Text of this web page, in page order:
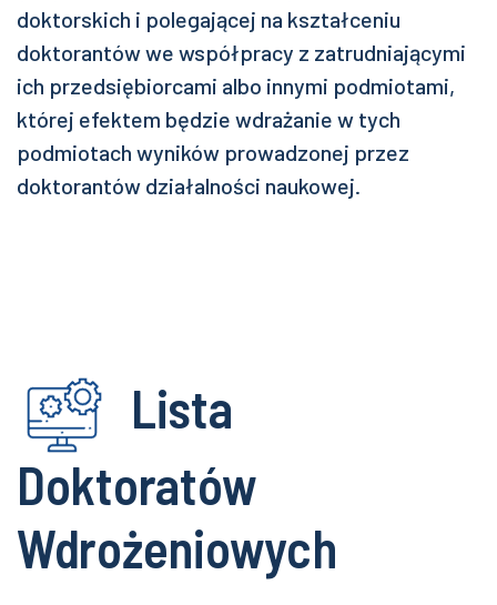
doktorskich i polegającej na kształceniu
doktorantów we współpracy z zatrudniającymi
ich przedsiębiorcami albo innymi podmiotami,
której efektem będzie wdrażanie w tych
podmiotach wyników prowadzonej przez
doktorantów działalności naukowej.
Lista
Doktoratów
Wdrożeniowych